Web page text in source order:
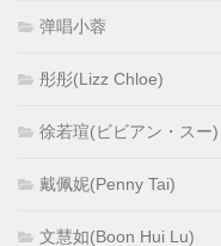
弹唱小蓉
彤彤(Lizz Chloe)
徐若瑄(ビビアン・スー)
戴佩妮(Penny Tai)
文慧如(Boon Hui Lu)